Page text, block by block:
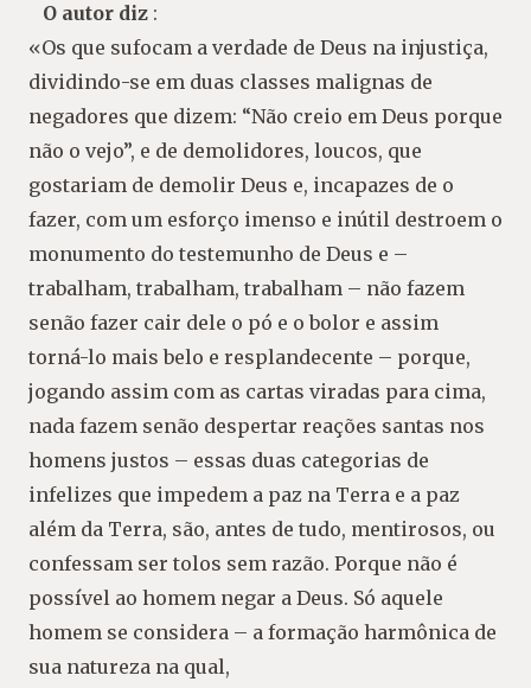
O autor diz :
«Os que sufocam a verdade de Deus na injustiça,
dividindo-se em duas classes malignas de
negadores que dizem: “Não creio em Deus porque
não o vejo”, e de demolidores, loucos, que
gostariam de demolir Deus e, incapazes de o
fazer, com um esforço imenso e inútil destroem o
monumento do testemunho de Deus e –
trabalham, trabalham, trabalham – não fazem
senão fazer cair dele o pó e o bolor e assim
torná-lo mais belo e resplandecente – porque,
jogando assim com as cartas viradas para cima,
nada fazem senão despertar reações santas nos
homens justos – essas duas categorias de
infelizes que impedem a paz na Terra e a paz
além da Terra, são, antes de tudo, mentirosos, ou
confessam ser tolos sem razão. Porque não é
possível ao homem negar a Deus. Só aquele
homem se considera – a formação harmônica de
sua natureza na qual,